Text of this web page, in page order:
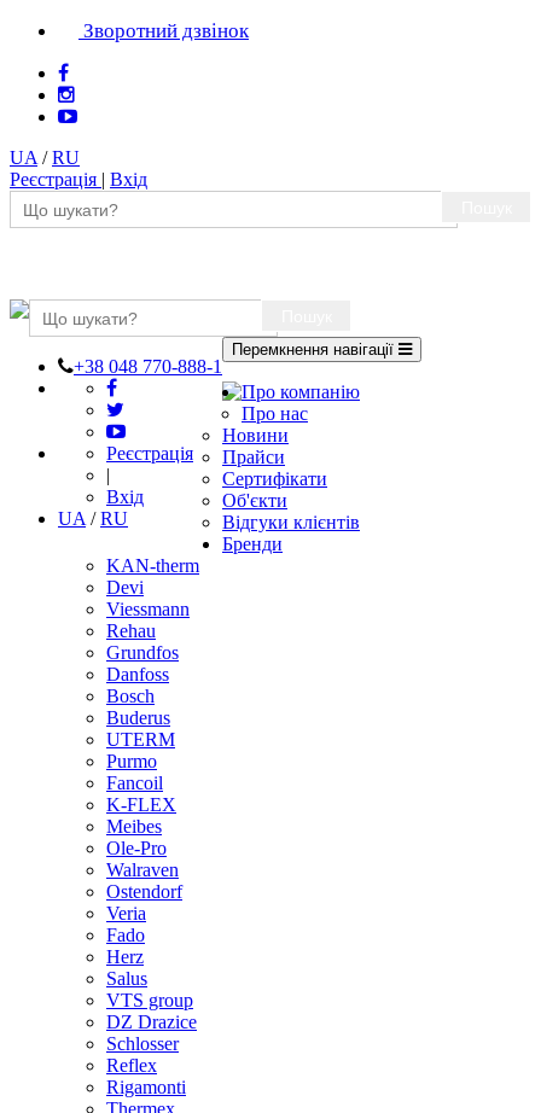
Зворотний дзвінок
UA /RU
Реєстрація | Вхід
+38 048 770-888-1
Реєстрація
|
Вхід
UA /RU
Перемкнення навігації
Про компанію
Про нас
Новини
Прайси
Сертифікати
Об'єкти
Відгуки клієнтів
Бренди
KAN-therm
Devi
Viessmann
Rehau
Grundfos
Danfoss
Bosch
Buderus
UTERM
Purmo
Fancoil
K-FLEX
Meibes
Ole-Pro
Walraven
Ostendorf
Veria
Fado
Herz
Salus
VTS group
DZ Drazice
Schlosser
Reflex
Rigamonti
Thermex